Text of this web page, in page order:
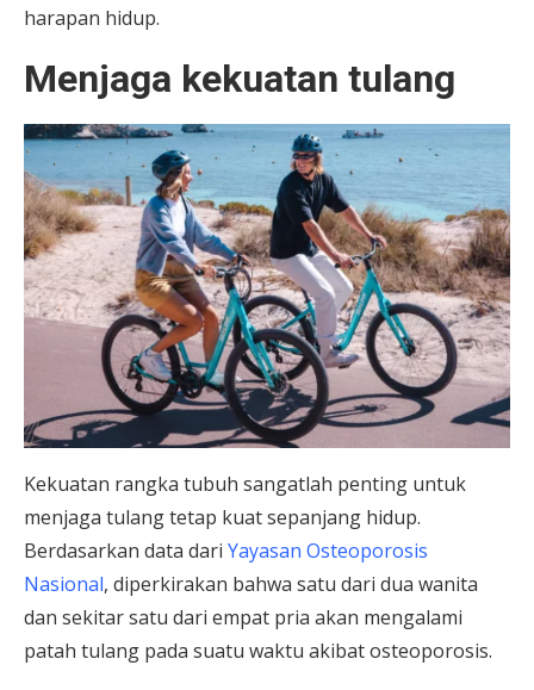
harapan hidup.
Menjaga kekuatan tulang
Kekuatan rangka tubuh sangatlah penting untuk
menjaga tulang tetap kuat sepanjang hidup.
Berdasarkan data dari Yayasan Osteoporosis
Nasional, diperkirakan bahwa satu dari dua wanita
dan sekitar satu dari empat pria akan mengalami
patah tulang pada suatu waktu akibat osteoporosis.